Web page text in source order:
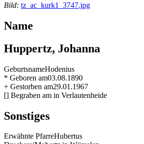
Bild: tz_ac_kurk1_3747.jpg
Name
Huppertz, Johanna
GeburtsnameHodenius
* Geboren am03.08.1890
+ Gestorben am29.01.1967
[] Begraben am in Verlautenheide
Sonstiges
Erwähnte PfarreHubertus